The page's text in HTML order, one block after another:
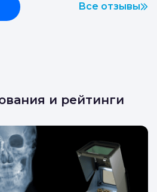
Все отзывы
и рейтинги